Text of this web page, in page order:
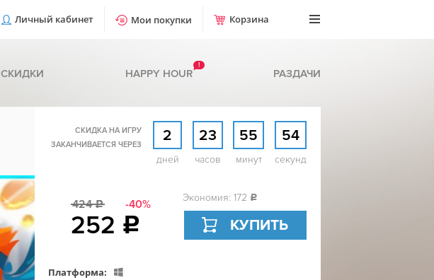
Личный кабинет Мои покупки Корзина
СКИДКИ HAPPY HOUR
!
РАЗДАЧИ
СКИДКА НА ИГРУ
ЗАКАНЧИВАЕТСЯ ЧЕРЕЗ
2
дней
23
часов
55
минут
53
секунд
424c -40%
252 c
Экономия: 172 c
КУПИТЬ
Платформа: